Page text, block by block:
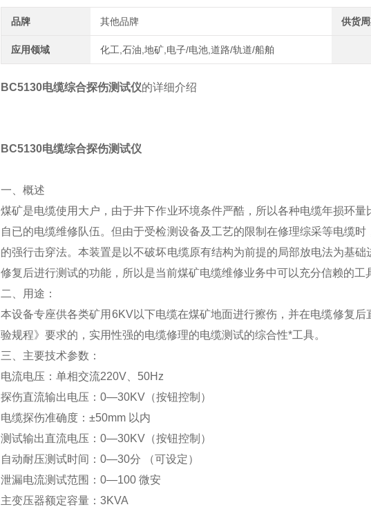
品牌 其他品牌 供货
应用领域 化工,石油,地矿,电子/电池,道路/轨道/船舶
BC5130电缆综合探伤测试仪的详细介绍
BC5130电缆综合探伤测试仪
一、概述
煤矿是电缆使用大户，由于井下作业环境条件严酷，所以各种电缆年损环
自已的电缆维修队伍。但由于受检测设备及工艺的限制在修理综采等电缆
的强行击穿法。本装置是以不破坏电缆原有结构为前提的局部放电法为基
修复后进行测试的功能，所以是当前煤矿电缆维修业务中可以充分信赖的工
二、用途：
本设备专座供各类矿用6KV以下电缆在煤矿地面进行擦伤，并在电缆修复
验规程》要求的，实用性强的电缆修理的电缆测试的综合性*工具。
三、主要技术参数：
电流电压：单相交流220V、50Hz
探伤直流输出电压：0—30KV（按钮控制）
电缆探伤准确度：±50mm 以内
测试输出直流电压：0—30KV（按钮控制）
自动耐压测试时间：0—30分 （可设定）
泄漏电流测试范围：0—100 微安
主变压器额定容量：3KVA